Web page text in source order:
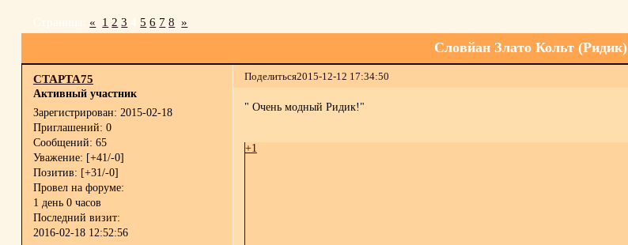
Словйан Злато Кольт (Ридик)
Страница: « 1 2 3 4 5 6 7 8 »
Поделиться2015-12-12 17:34:50
СТАРТА75
Активный участник
Зарегистрирован: 2015-02-18
Приглашений: 0
Сообщений: 65
Уважение: [+41/-0]
Позитив: [+31/-0]
Провел на форуме:
1 день 0 часов
Последний визит:
2016-02-18 12:52:56
" Очень модный Ридик!"
+1